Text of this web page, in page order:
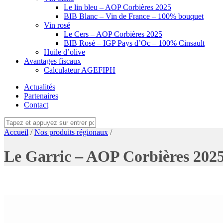
Le lin bleu – AOP Corbières 2025
BIB Blanc – Vin de France – 100% bouquet
Vin rosé
Le Cers – AOP Corbières 2025
BIB Rosé – IGP Pays d’Oc – 100% Cinsault
Huile d’olive
Avantages fiscaux
Calculateur AGEFIPH
Actualités
Partenaires
Contact
Accueil /Nos produits régionaux /
Le Garric – AOP Corbières